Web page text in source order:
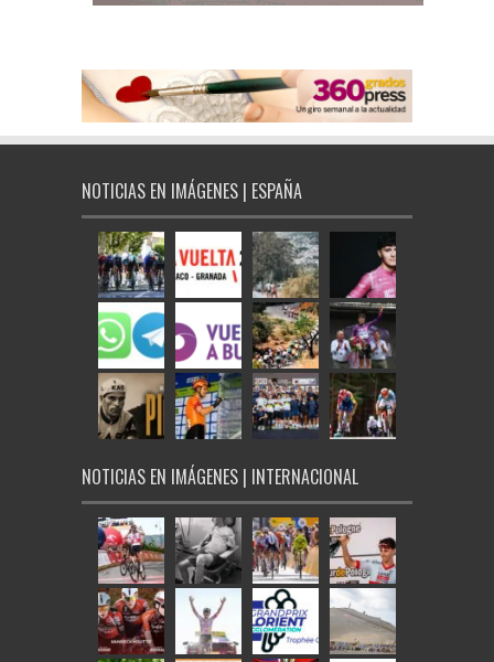
NOTICIAS EN IMÁGENES | ESPAÑA
NOTICIAS EN IMÁGENES | INTERNACIONAL